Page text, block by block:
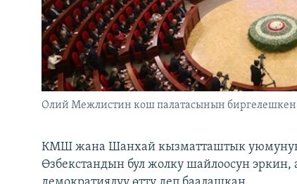
Олий Межлистин кош палатасынын
КМШ жана Шанхай кызматташтык уюмунун
Өзбекстандын бул жолку шайлоосун